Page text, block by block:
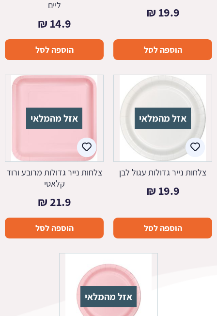
19.9
₪
הוספה לסל
ליים
14.9
₪
הוספה לסל
אזל מהמלאי
צלחות נייר גדולות עגול לבן
19.9
₪
הוספה לסל
אזל מהמלאי
צלחות נייר גדולות מרובע ורוד
קלאסי
21.9
₪
הוספה לסל
אזל מהמלאי